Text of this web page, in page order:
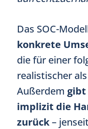
Das SOC-
konkrete
die für einer
realistischer
Außerdem
implizit die
zurück–